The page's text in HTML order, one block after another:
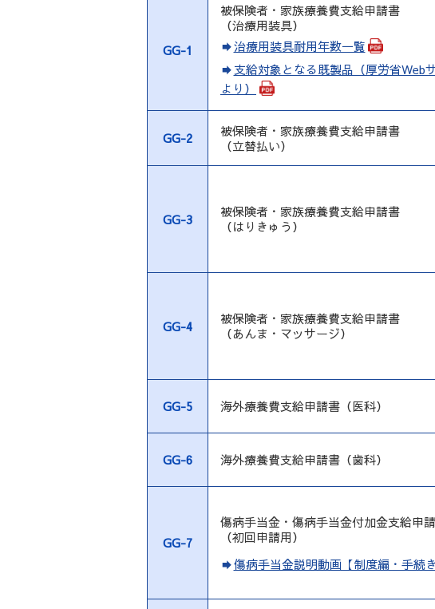
GG-1
被保険者・家族療養費支給申請書
（治療用装具）
治療用装具耐用年数一覧
支給対象となる既製品（厚労省Web
より）
GG-2
被保険者・家族療養費支給申請書
（立替払い）
GG-3
被保険者・家族療養費支給申請書
（はりきゅう）
GG-4
被保険者・家族療養費支給申請書
（あんま・マッサージ）
GG-5
海外療養費支給申請書（医科）
GG-6
海外療養費支給申請書（歯科）
GG-7
傷病手当金・傷病手当金付加金支給申
（初回申請用）
傷病手当金説明動画【制度編・手続き